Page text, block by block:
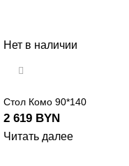
Нет в наличии
Стол Комо 90*140
2 619 BYN
Читать далее